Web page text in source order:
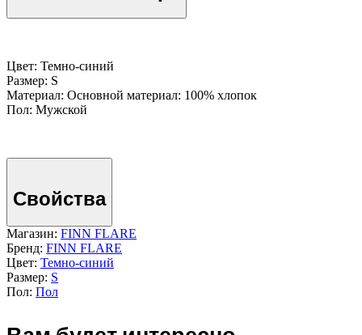
Цвет: Темно-cиний
Размер: S
Материал: Основной материал: 100% хлопок
Пол: Мужской
Свойства
Магазин: FINN FLARE
Бренд: FINN FLARE
Цвет: Темно-cиний
Размер: S
Пол: Пол